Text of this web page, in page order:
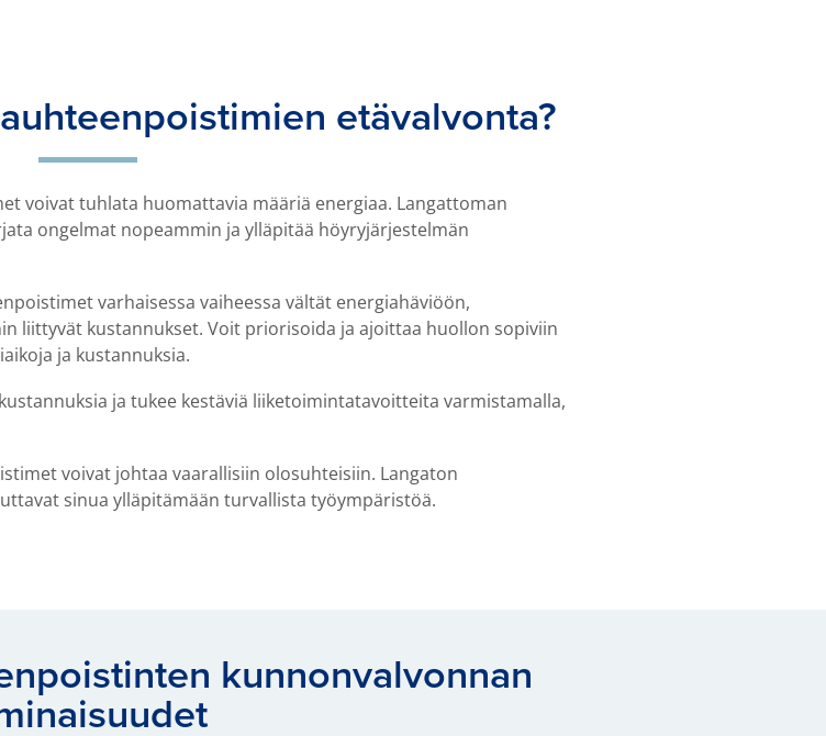
etävalvonta?
voivat tuhlata huomattavia määriä energiaa. Langattoman
ongelmat nopeammin ja ylläpitää höyryjärjestelmän
varhaisessa vaiheessa vältät energiahäviöön,
liittyvät kustannukset. Voit priorisoida ja ajoittaa huollon sopiviin
ja kustannuksia.
ja tukee kestäviä liiketoimintatavoitteita varmistamalla,
voivat johtaa vaarallisiin olosuhteisiin. Langaton
sinua ylläpitämään turvallista työympäristöä.
kunnonvalvonnan